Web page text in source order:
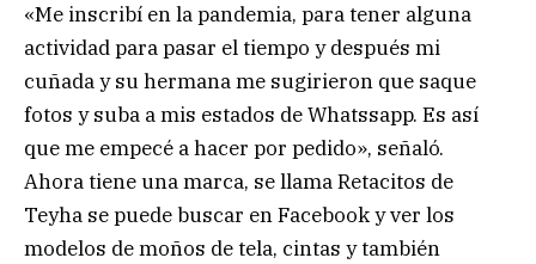
«Me inscribí en la pandemia, para tener alguna
actividad para pasar el tiempo y después mi
cuñada y su hermana me sugirieron que saque
fotos y suba a mis estados de Whatssapp. Es así
que me empecé a hacer por pedido», señaló.
Ahora tiene una marca, se llama Retacitos de
Teyha se puede buscar en Facebook y ver los
modelos de moños de tela, cintas y también